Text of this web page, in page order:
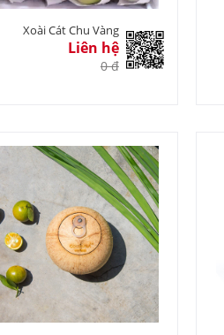
Xoài Cát Chu Vàng
Liên hệ
0 đ